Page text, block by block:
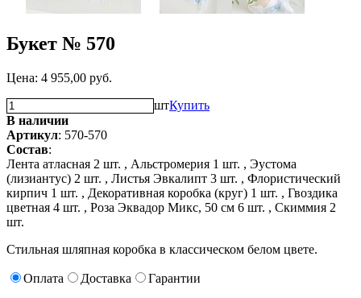
Букет № 570
Цена: 4 955,00 руб.
штКупить
В наличии
Артикул: 570-570
Состав:
Лента атласная 2 шт. , Альстромерия 1 шт. , Эустома
(лизиантус) 2 шт. , Листья Эвкалипт 3 шт. , Флористический
кирпич 1 шт. , Декоративная коробка (круг) 1 шт. , Гвоздика
цветная 4 шт. , Роза Эквадор Микс, 50 см 6 шт. , Скиммия 2
шт.
Стильная шляпная коробка в классическом белом цвете.
Оплата Доставка
Гарантии